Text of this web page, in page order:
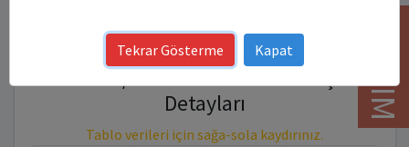
Kitap DOI Numarası:
10.70269/SV494FZ5TOKJ - DOI İçerik
Detayları
Tablo verileri için sağa-sola kaydırınız.
YARDIM
Tekrar Gösterme Kapat